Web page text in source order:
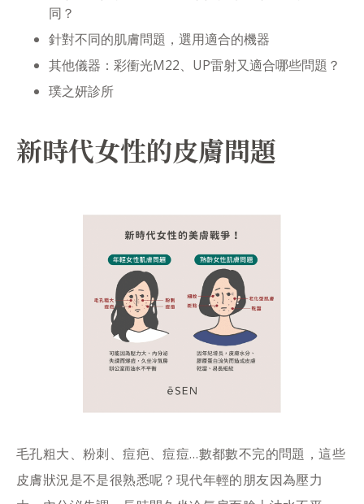
同？
針對不同的肌膚問題，選用適合的機器
其他儀器：彩衝光M22、UP雷射又適合哪些問題？
璞之妍診所
新時代女性的皮膚問題
毛孔粗大、粉刺、痘疤、痘痘…數都數不完的問題，這些
皮膚狀況是不是很熟悉呢？現代年輕的朋友因為壓力